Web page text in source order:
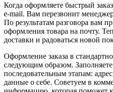
Когда оформляете быстрый
e-mail. Вам перезвонит
По результатам разговора вам
оформления товара на почту.
доставки и радоваться новой
Оформление заказа в
следующим образом.
последовательным этапам:
данные о себе. Советуем в